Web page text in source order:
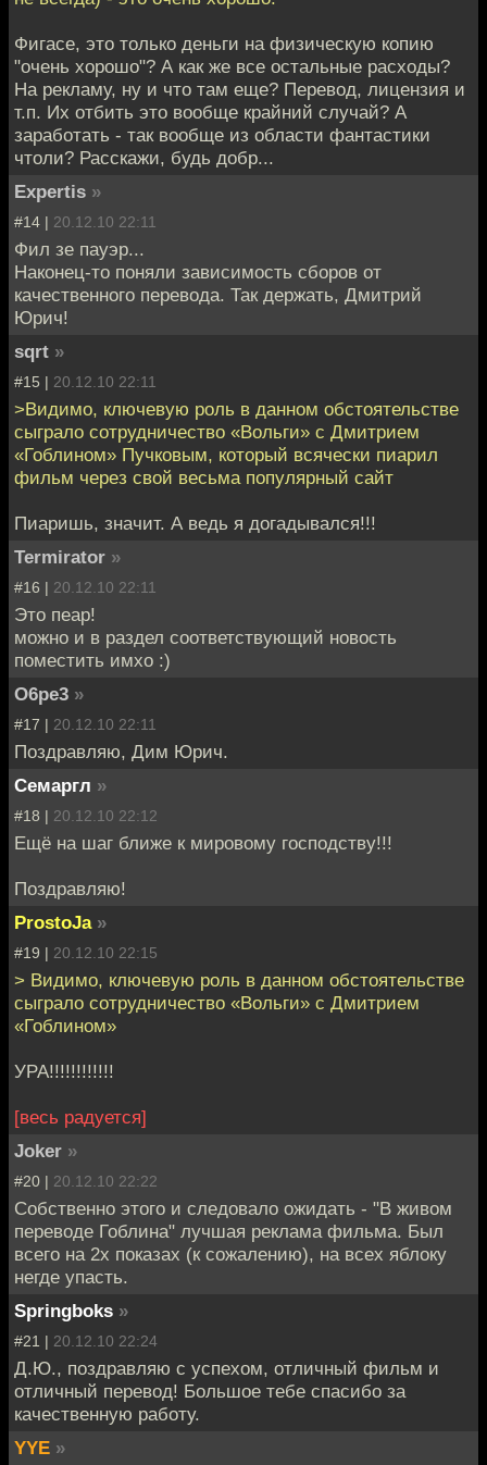
Фигасе, это только деньги на физическую копию
"очень хорошо"? А как же все остальные расходы?
На рекламу, ну и что там еще? Перевод, лицензия и
т.п. Их отбить это вообще крайний случай? А
заработать - так вообще из области фантастики
чтоли? Расскажи, будь добр...
Expertis »
#14 | 20.12.10 22:11
Фил зе пауэр...
Наконец-то поняли зависимость сборов от
качественного перевода. Так держать, Дмитрий
Юрич!
sqrt »
#15 | 20.12.10 22:11
>Видимо, ключевую роль в данном обстоятельстве
сыграло сотрудничество «Вольги» с Дмитрием
«Гоблином» Пучковым, который всячески пиарил
фильм через свой весьма популярный сайт
Пиаришь, значит. А ведь я догадывался!!!
Termirator »
#16 | 20.12.10 22:11
Это пеар!
можно и в раздел соответствующий новость
поместить имхо :)
O6pe3 »
#17 | 20.12.10 22:11
Поздравляю, Дим Юрич.
Семаргл »
#18 | 20.12.10 22:12
Ещё на шаг ближе к мировому господству!!!
Поздравляю!
ProstoJa »
#19 | 20.12.10 22:15
> Видимо, ключевую роль в данном обстоятельстве
сыграло сотрудничество «Вольги» с Дмитрием
«Гоблином»
УРА!!!!!!!!!!!!
[весь радуется]
Joker »
#20 | 20.12.10 22:22
Собственно этого и следовало ожидать - "В живом
переводе Гоблина" лучшая реклама фильма. Был
всего на 2х показах (к сожалению), на всех яблоку
негде упасть.
Springboks »
#21 | 20.12.10 22:24
Д.Ю., поздравляю с успехом, отличный фильм и
отличный перевод! Большое тебе спасибо за
качественную работу.
YYE »